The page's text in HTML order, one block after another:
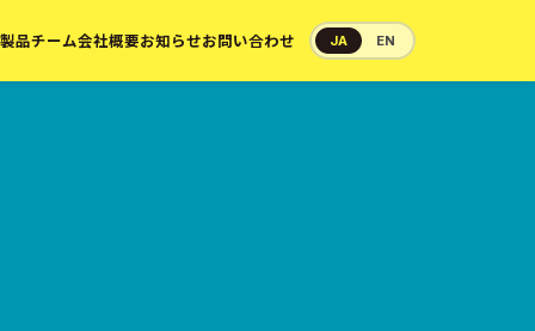
製品チーム会社概要お知らせお問い合わせ JA EN